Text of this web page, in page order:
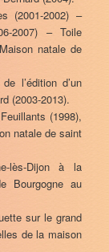
(2001-2002) –
2007) – Toile
natale de
l’édition d’un
(2003-2013).
(1998),
natale de saint
lès-Dijon à la
Bourgogne au
sur le grand
de la maison